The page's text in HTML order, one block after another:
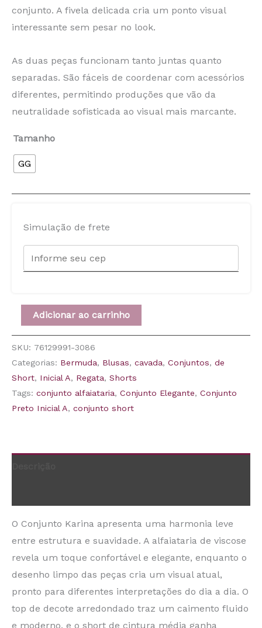
conjunto. A fivela delicada cria um ponto visual
interessante sem pesar no look.
As duas peças funcionam tanto juntas quanto
separadas. São fáceis de coordenar com acessórios
diferentes, permitindo produções que vão da
neutralidade sofisticada ao visual mais marcante.
Tamanho
GG
Simulação de frete
Adicionar ao carrinho
SKU: 76129991-3086
Categorias: Bermuda, Blusas, cavada, Conjuntos, de
Short, Inicial A, Regata, Shorts
Tags: conjunto alfaiataria, Conjunto Elegante, Conjunto
Preto Inicial A, conjunto short
O Conjunto Karina apresenta uma harmonia leve
entre estrutura e suavidade. A alfaiataria de viscose
revela um toque confortável e elegante, enquanto o
desenho limpo das peças cria um visual atual,
pronto para diferentes interpretações do dia a dia. O
top de decote arredondado traz um caimento fluido
e moderno, e o short de cintura média ganha